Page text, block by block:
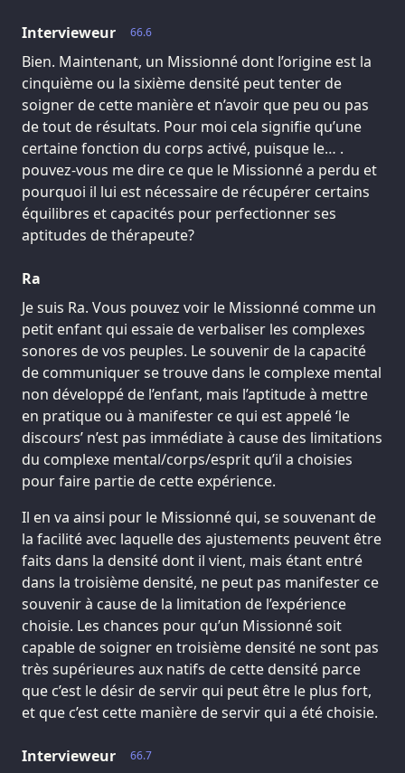
66.6
Intervieweur
Bien. Maintenant, un Missionné dont l’origine est la
cinquième ou la sixième densité peut tenter de
soigner de cette manière et n’avoir que peu ou pas
de tout de résultats. Pour moi cela signifie qu’une
certaine fonction du corps activé, puisque le… .
pouvez-vous me dire ce que le Missionné a perdu et
pourquoi il lui est nécessaire de récupérer certains
équilibres et capacités pour perfectionner ses
aptitudes de thérapeute?
Ra
Je suis Ra. Vous pouvez voir le Missionné comme un
petit enfant qui essaie de verbaliser les complexes
sonores de vos peuples. Le souvenir de la capacité
de communiquer se trouve dans le complexe mental
non développé de l’enfant, mais l’aptitude à mettre
en pratique ou à manifester ce qui est appelé ‘le
discours’ n’est pas immédiate à cause des limitations
du complexe mental/corps/esprit qu’il a choisies
pour faire partie de cette expérience.
Il en va ainsi pour le Missionné qui, se souvenant de
la facilité avec laquelle des ajustements peuvent être
faits dans la densité dont il vient, mais étant entré
dans la troisième densité, ne peut pas manifester ce
souvenir à cause de la limitation de l’expérience
choisie. Les chances pour qu’un Missionné soit
capable de soigner en troisième densité ne sont pas
très supérieures aux natifs de cette densité parce
que c’est le désir de servir qui peut être le plus fort,
et que c’est cette manière de servir qui a été choisie.
66.7
Intervieweur